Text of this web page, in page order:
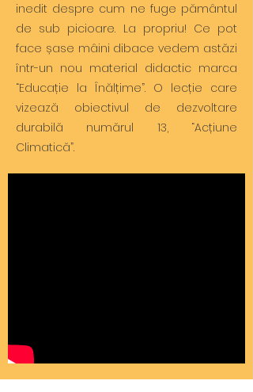
inedit despre cum ne fuge pământul
de sub picioare. La propriu! Ce pot
face șase mâini dibace vedem astăzi
într-un nou material didactic marca
“Educație la Înălțime”. O lecție care
vizează obiectivul de dezvoltare
durabilă numărul 13, “Acțiune
Climatică”.